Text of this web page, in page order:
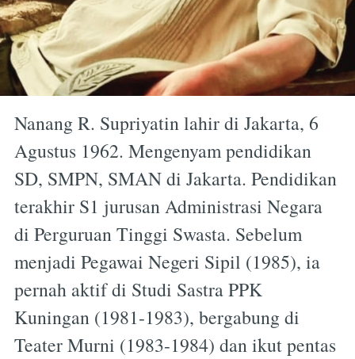
Nanang R. Supriyatin lahir di Jakarta, 6
Agustus 1962. Mengenyam pendidikan
SD, SMPN, SMAN di Jakarta. Pendidikan
terakhir S1 jurusan Administrasi Negara
di Perguruan Tinggi Swasta. Sebelum
menjadi Pegawai Negeri Sipil (1985), ia
pernah aktif di Studi Sastra PPK
Kuningan (1981-1983), bergabung di
Teater Murni (1983-1984) dan ikut pentas